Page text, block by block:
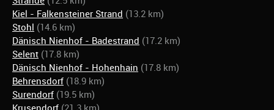
Kiel - Falkensteiner Strand (13.2 km)
Stohl (14.6 km)
Dänisch Nienhof - Badestrand (17.2 km)
Selent (17.8 km)
Dänisch Nienhof - Hohenhain (17.8 km)
Behrensdorf (18.9 km)
Surendorf (19.5 km)